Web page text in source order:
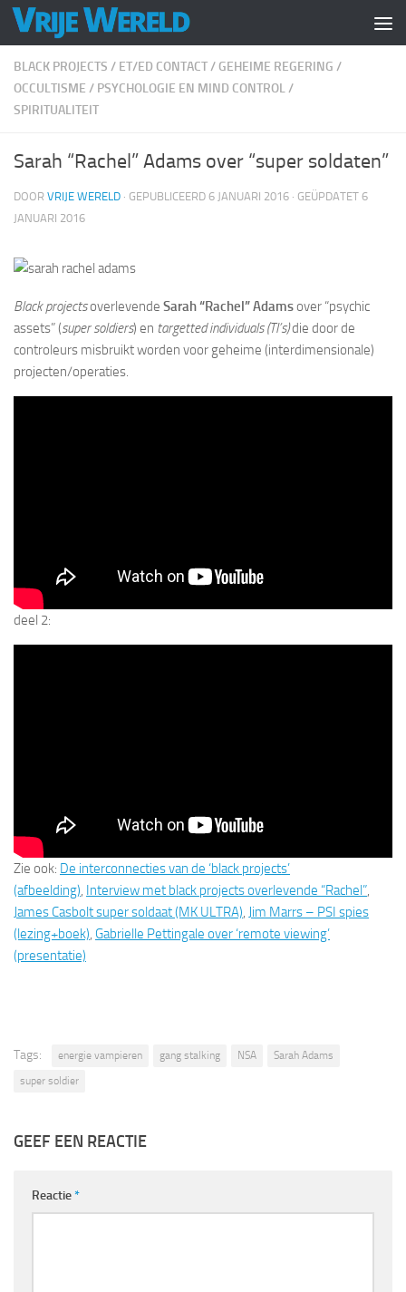
Doorgaan naar inhoud
BLACK PROJECTS / ET/ED CONTACT/ GEHEIME REGERING /
OCCULTISME / PSYCHOLOGIE EN MIND CONTROL/
SPIRITUALITEIT
Sarah “Rachel” Adams over “super soldaten”
DOOR VRIJE WERELD · GEPUBLICEERD 6 JANUARI 2016 · GEÜPDATET 6
JANUARI 2016
Black projectsoverlevende Sarah “Rachel” Adamsover “psychic
assets” (super soldiers) en targetted individuals (TI’s)die door de
controleurs misbruikt worden voor geheime (interdimensionale)
projecten/operaties.
deel 2:
Zie ook: De interconnecties van de ‘black projects’
(afbeelding), Interview met black projects overlevende “Rachel”,
James Casbolt super soldaat (MK ULTRA), Jim Marrs – PSI spies
(lezing+boek), Gabrielle Pettingale over ‘remote viewing’
(presentatie)
Tags: energie vampieren gang stalking NSA
Sarah Adams
super soldier
GEEF EEN REACTIE
Reactie*